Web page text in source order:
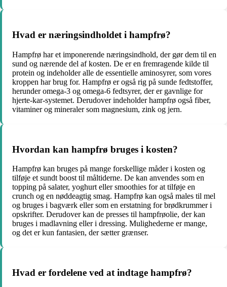
Hvad er næringsindholdet i hampfrø?
Hampfrø har et imponerende næringsindhold, der gør dem til en
sund og nærende del af kosten. De er en fremragende kilde til
protein og indeholder alle de essentielle aminosyrer, som vores
kroppen har brug for. Hampfrø er også rig på sunde fedtstoffer,
herunder omega-3 og omega-6 fedtsyrer, der er gavnlige for
hjerte-kar-systemet. Derudover indeholder hampfrø også fiber,
vitaminer og mineraler som magnesium, zink og jern.
Hvordan kan hampfrø bruges i kosten?
Hampfrø kan bruges på mange forskellige måder i kosten og
tilføje et sundt boost til måltiderne. De kan anvendes som en
topping på salater, yoghurt eller smoothies for at tilføje en
crunch og en nøddeagtig smag. Hampfrø kan også males til mel
og bruges i bagværk eller som en erstatning for brødkrummer i
opskrifter. Derudover kan de presses til hampfrøolie, der kan
bruges i madlavning eller i dressing. Mulighederne er mange,
og det er kun fantasien, der sætter grænser.
Hvad er fordelene ved at indtage hampfrø?